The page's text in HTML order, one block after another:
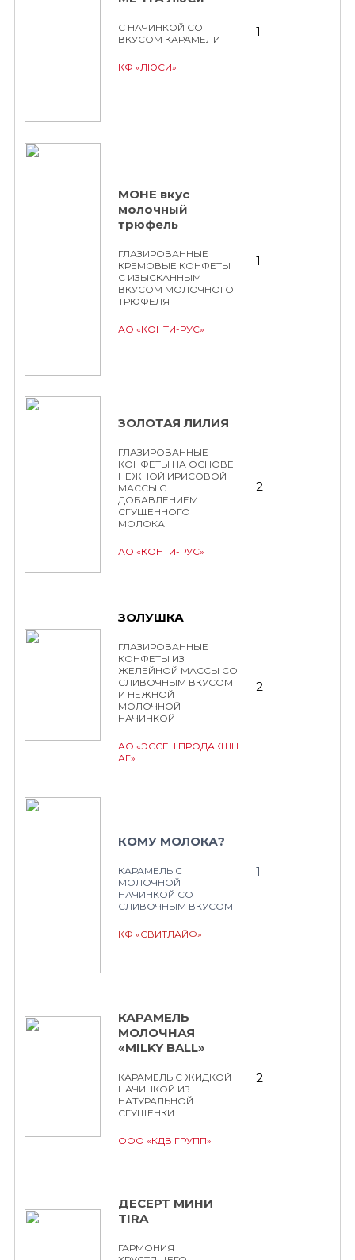
С НАЧИНКОЙ СО
ВКУСОМ КАРАМЕЛИ
КФ «ЛЮСИ»
1
МОНЕ вкус
молочный
трюфель
ГЛАЗИРОВАННЫЕ
КРЕМОВЫЕ КОНФЕТЫ
С ИЗЫСКАННЫМ
ВКУСОМ МОЛОЧНОГО
ТРЮФЕЛЯ
АО «КОНТИ-РУС»
1
ЗОЛОТАЯ ЛИЛИЯ
ГЛАЗИРОВАННЫЕ
КОНФЕТЫ НА ОСНОВЕ
НЕЖНОЙ ИРИСОВОЙ
МАССЫ С
ДОБАВЛЕНИЕМ
СГУЩЕННОГО
МОЛОКА
АО «КОНТИ-РУС»
2
ЗОЛУШКА
ГЛАЗИРОВАННЫЕ
КОНФЕТЫ ИЗ
ЖЕЛЕЙНОЙ МАССЫ СО
СЛИВОЧНЫМ ВКУСОМ
И НЕЖНОЙ
МОЛОЧНОЙ
НАЧИНКОЙ
АО «ЭССЕН ПРОДАКШН
АГ»
2
КОМУ МОЛОКА?
КАРАМЕЛЬ С
МОЛОЧНОЙ
НАЧИНКОЙ СО
СЛИВОЧНЫМ ВКУСОМ
КФ «СВИТЛАЙФ»
1
КАРАМЕЛЬ
МОЛОЧНАЯ
«MILKY BALL»
КАРАМЕЛЬ С ЖИДКОЙ
НАЧИНКОЙ ИЗ
НАТУРАЛЬНОЙ
СГУЩЕНКИ
ООО «КДВ ГРУПП»
2
ДЕСЕРТ МИНИ
TIRA
ГАРМОНИЯ